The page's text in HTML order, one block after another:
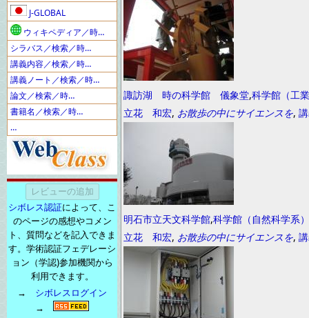
J-GLOBAL
ウィキペディア／時…
シラバス／検索／時…
講義内容／検索／時…
講義ノート／検索／時…
論文／検索／時…
書籍名／検索／時…
…
シボレス認証によって、こ
のページの感想やコメン
ト、質問などを記入できま
す。学術認証フェデレーシ
ョン（学認)参加機関から
利用できます。
→ シボレスログイン
→
諏訪湖 時の科学館 儀象堂,科学館（工
立花 和宏, お散歩の中にサイエンスを,
明石市立天文科学館,科学館（自然科学系）
立花 和宏, お散歩の中にサイエンスを,